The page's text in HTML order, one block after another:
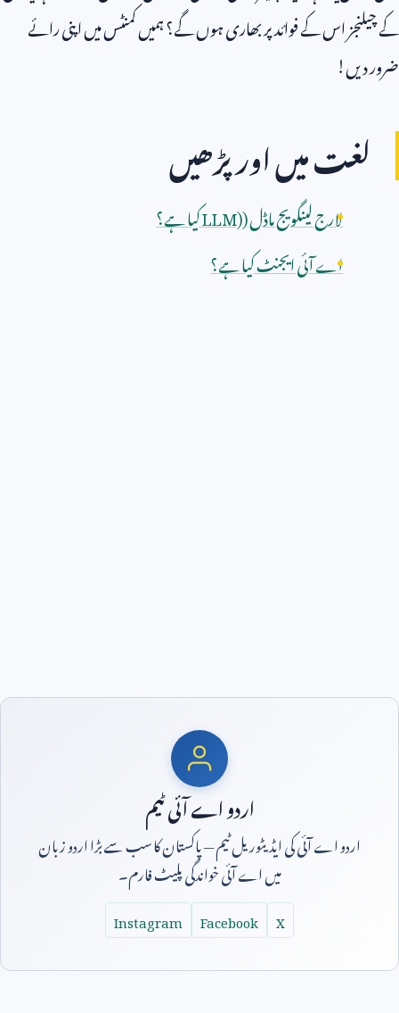
کے چیلنجز اس کے فوائد پر بھاری ہوں گے؟ ہمیں کمنٹس میں اپنی رائے
ضرور دیں!
لغت میں اور پڑھیں
لارج لینگویج ماڈل (LLM)کیا ہے؟
اے آئی ایجنٹ کیا ہے؟
اردو اے آئی ٹیم
اردو اے آئی کی ایڈیٹوریل ٹیم — پاکستان کا سب سے بڑا اردو زبان
میں اے آئی خواندگی پلیٹ فارم۔
X
Facebook
Instagram